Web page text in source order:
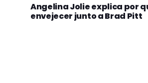
Angelina Jolie explica por
envejecer junto a Brad Pitt